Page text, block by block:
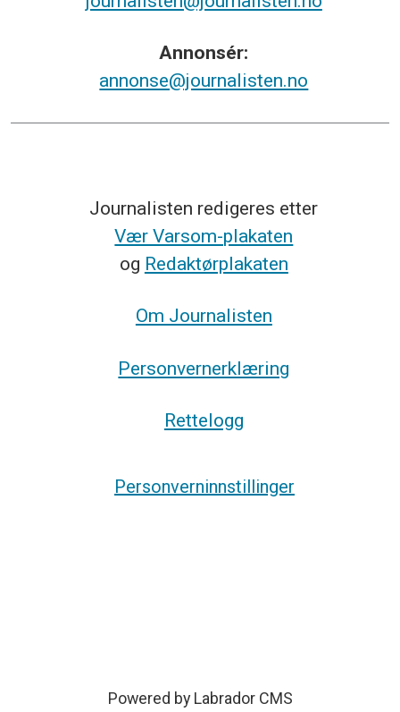
Annonsér:
annonse@journalisten.no
Journalisten redigeres etter
Vær Varsom-plakaten
og Redaktørplakaten
Om Journalisten
Personvernerklæring
Rettelogg
Personverninnstillinger
Powered by Labrador CMS